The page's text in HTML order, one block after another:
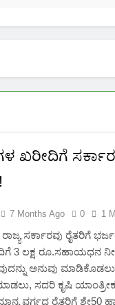
40 ರೂ.ಗಳಿಗೆ ನಿಮ್ಮ
ಖರೀದಿಗೆ
7 Months Ago 0 1
ಸರ್ಕಾರವು ರೈತರಿಗೆ
ಲಕ್ಷ ರೂ.ಸಹಾಯಧನ
ಅನುವು
ಸದರಿ ಕೃಷಿ
ವರ್ಗದ ರೈತರಿಗೆ ಶೇ50